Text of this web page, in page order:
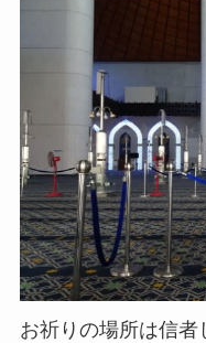
お祈りの場所は信